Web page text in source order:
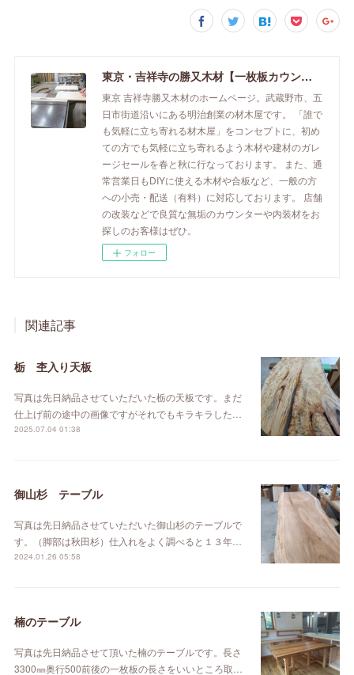
東京・吉祥寺の勝又木材【一枚板カウンター】
東京 吉祥寺勝又木材のホームページ。武蔵野市、五
日市街道沿いにある明治創業の材木屋です。 「誰で
も気軽に立ち寄れる材木屋」をコンセプトに、初め
ての方でも気軽に立ち寄れるよう木材や建材のガレ
ージセールを春と秋に行なっております。 また、通
常営業日もDIYに使える木材や合板など、一般の方
への小売・配送（有料）に対応しております。 店舗
の改装などで良質な無垢のカウンターや内装材をお
探しのお客様はぜひ。
フォロー
関連記事
栃 杢入り天板
写真は先日納品させていただいた栃の天板です。まだ
仕上げ前の途中の画像ですがそれでもキラキラした…
2025.07.04 01:38
御山杉 テーブル
写真は先日納品させていただいた御山杉のテーブルで
す。（脚部は秋田杉）仕入れをよく調べると１３年…
2024.01.26 05:58
楠のテーブル
写真は先日納品させて頂いた楠のテーブルです。長さ
3300㎜奥行500前後の一枚板の長さをいいところ取…